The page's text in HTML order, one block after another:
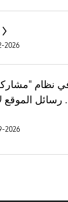
2026
رسائل
2026